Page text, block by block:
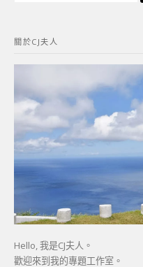
字:
關於CJ夫人
Hello, 我是CJ夫人。
歡迎來到我的專題工作室。